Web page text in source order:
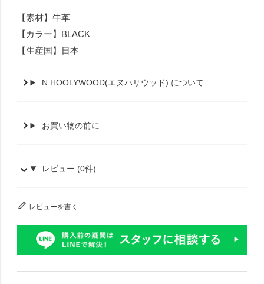
【素材】牛革
【カラー】BLACK
【生産国】日本
N.HOOLYWOOD(エヌハリウッド) について
お買い物の前に
レビュー (0件)
レビューを書く